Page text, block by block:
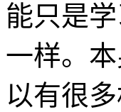
能只是
一样。
以有很